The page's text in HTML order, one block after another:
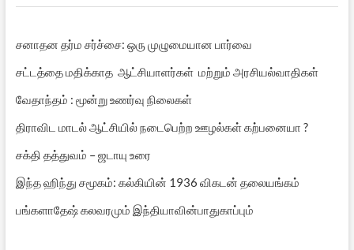
சனாதன தர்ம சர்ச்சை: ஒரு முழுமையான பார்வை
சட்டத்தை மதிக்காத ஆட்சியாளர்கள் மற்றும் அரசியல்வாதிகள்
வேதாந்தம் : மூன்று உணர்வு நிலைகள்
திராவிட மாடல் ஆட்சியில் நடைபெற்ற ஊழல்கள் கற்பனையா ?
சக்தி தத்துவம் – ஜடாயு உரை
இந்த ஹிந்து சமூகம்: கல்கியின் 1936 விகடன் தலையங்கம்
பங்களாதேஷ் கலவரமும் இந்தியாவின்பாதுகாப்பும்